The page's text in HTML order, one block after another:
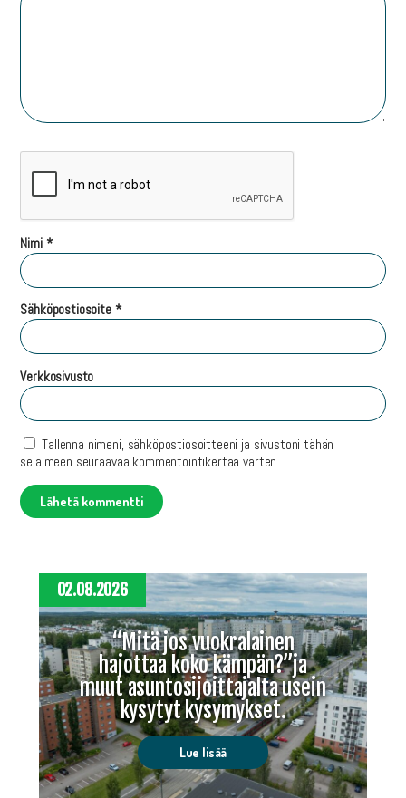
Nimi *
Sähköpostiosoite *
Verkkosivusto
Tallenna nimeni, sähköpostiosoitteeni ja sivustoni tähän
selaimeen seuraavaa kommentointikertaa varten.
“Mitä jos vuokralainen
hajottaa koko kämpän?”ja
muut asuntosijoittajalta usein
kysytyt kysymykset.
Lue lisää
02.08.2026